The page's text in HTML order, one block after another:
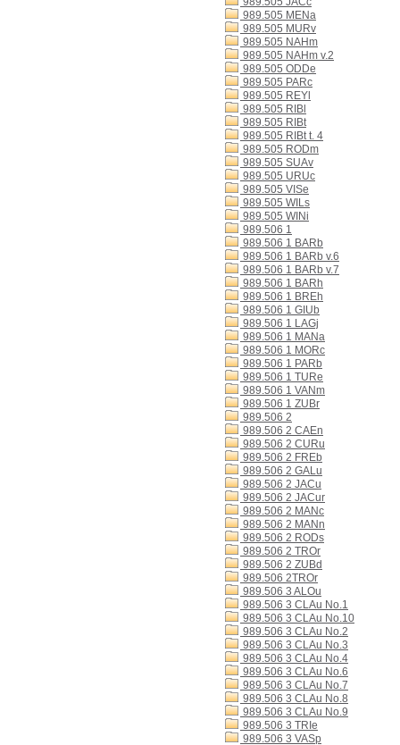
989.505 MENa
989.505 MURv
989.505 NAHm
989.505 NAHm v.2
989.505 ODDe
989.505 PARc
989.505 REYl
989.505 RIBl
989.505 RIBt
989.505 RIBt t. 4
989.505 RODm
989.505 SUAv
989.505 URUc
989.505 VISe
989.505 WILs
989.505 WINi
989.506 1
989.506 1 BARb
989.506 1 BARb v.6
989.506 1 BARb v.7
989.506 1 BARh
989.506 1 BREh
989.506 1 GIUb
989.506 1 LAGj
989.506 1 MANa
989.506 1 MORc
989.506 1 PARb
989.506 1 TURe
989.506 1 VANm
989.506 1 ZUBr
989.506 2
989.506 2 CAEn
989.506 2 CURu
989.506 2 FREb
989.506 2 GALu
989.506 2 JACu
989.506 2 JACur
989.506 2 MANc
989.506 2 MANn
989.506 2 RODs
989.506 2 TROr
989.506 2 ZUBd
989.506 2TROr
989.506 3 ALOu
989.506 3 CLAu No.1
989.506 3 CLAu No.10
989.506 3 CLAu No.2
989.506 3 CLAu No.3
989.506 3 CLAu No.4
989.506 3 CLAu No.6
989.506 3 CLAu No.7
989.506 3 CLAu No.8
989.506 3 CLAu No.9
989.506 3 TRIe
989.506 3 VASp